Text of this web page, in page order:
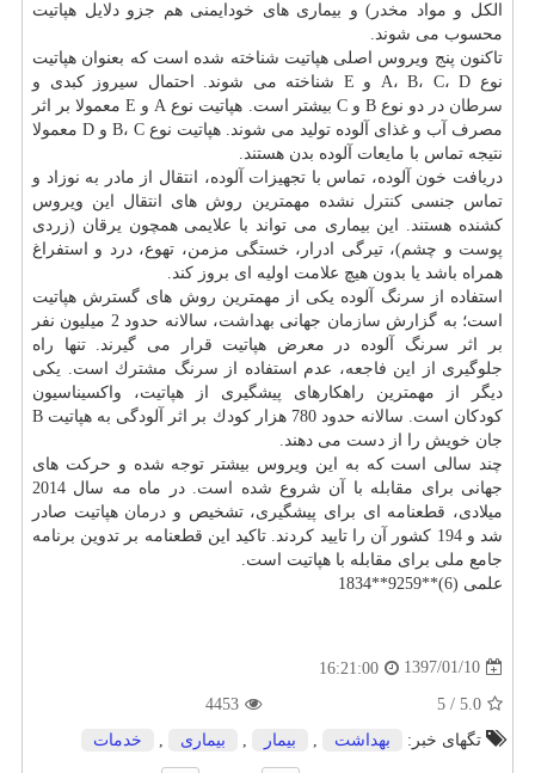
الكل و مواد مخدر) و بیماری های خودایمنی هم جزو دلایل هپاتیت
محسوب می شوند.
تاكنون پنج ویروس اصلی هپاتیت شناخته شده است كه بعنوان هپاتیت
نوع A، B، C، D و E شناخته می شوند. احتمال سیروز كبدی و
سرطان
در دو نوع B و C بیشتر است. هپاتیت نوع A و E معمولا بر اثر
مصرف آب و غذای آلوده تولید می شوند. هپاتیت نوع B، C و D معمولا
نتیجه تماس با مایعات آلوده بدن هستند.
دریافت خون آلوده، تماس با تجهیزات آلوده، انتقال از مادر به نوزاد و
تماس جنسیكنترل نشده مهمترین روش های انتقال این ویروس
كشنده هستند. این بیماری می تواند با علایمی همچون یرقان (زردی
پوست و چشم)، تیرگی ادرار، خستگی مزمن، تهوع، درد و استفراغ
همراه باشد یا بدون هیچ علامت اولیه ای بروز كند.
استفاده از سرنگ آلوده یكی از مهمترین روش های گسترش هپاتیت
است؛ به گزارش سازمان جهانی بهداشت
، سالانه حدود 2 میلیون نفر
بر اثر سرنگ آلوده در معرض هپاتیت قرار می گیرند. تنها راه
جلوگیری از این فاجعه، عدم استفاده از سرنگ مشترك است. یكی
دیگر از مهمترین راهكارهای پیشگیری از هپاتیت، واكسیناسیون
كودكان است. سالانه حدود 780 هزار كودك بر اثر آلودگی به هپاتیت B
جان خویش را از دست می دهند.
چند سالی است كه به این ویروس بیشتر توجه شده و حركت های
جهانی برای مقابله با آن شروع شده است. در ماه مه سال 2014
میلادی، قطعنامه ای برای پیشگیری، تشخیص و درمان هپاتیت صادر
شد و 194 كشور آن را تایید كردند. تاكید این قطعنامه بر تدوین برنامه
جامع ملی برای مقابله با هپاتیت است.
علمی (6)**9259**1834
1397/01/10
16:21:00
5.0
/
5
4453
تگهای خبر:
بهداشت بیمار بیماری خدمات